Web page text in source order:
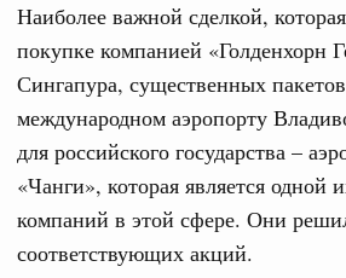
Наиболее важной сделкой,
покупке компанией «Голденхорн
Сингапура, существенных
международном аэропорту
для российского государства –
«Чанги», которая является
компаний в этой сфере. Они
соответствующих акций.
6 августа, четверг
,Минфин России,
Минтранс
«Росатом» 6 августа 2026
дал поручения по